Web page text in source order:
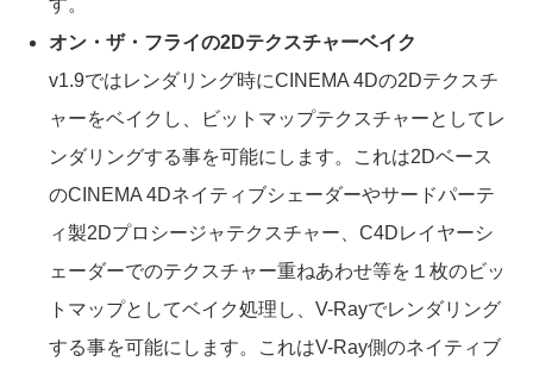
す。
オン・ザ・フライの2Dテクスチャーベイク
v1.9ではレンダリング時にCINEMA 4Dの2Dテクスチ
ャーをベイクし、ビットマップテクスチャーとしてレ
ンダリングする事を可能にします。これは2Dベース
のCINEMA 4Dネイティブシェーダーやサードパーテ
ィ製2Dプロシージャテクスチャー、C4Dレイヤーシ
ェーダーでのテクスチャー重ねあわせ等を１枚のビッ
トマップとしてベイク処理し、V-Rayでレンダリング
する事を可能にします。これはV-Ray側のネイティブ